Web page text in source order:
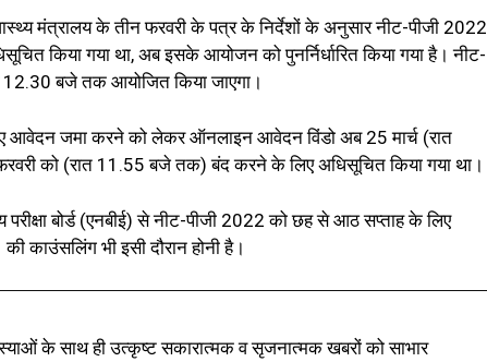
मंत्रालय के तीन फरवरी के पत्र के निर्देशों के अनुसार नीट-पीजी 2022
किया गया था, अब इसके आयोजन को पुनर्निर्धारित किया गया है। नीट-
बजे तक आयोजित किया जाएगा।
आवेदन जमा करने को लेकर ऑनलाइन आवेदन विंडो अब 25 मार्च (रात
को (रात 11.55 बजे तक) बंद करने के लिए अधिसूचित किया गया था।
परीक्षा बोर्ड (एनबीई) से नीट-पीजी 2022 को छह से आठ सप्ताह के लिए
काउंसलिंग भी इसी दौरान होनी है।
के साथ ही उत्कृष्ट सकारात्मक व सृजनात्मक खबरों को साभार